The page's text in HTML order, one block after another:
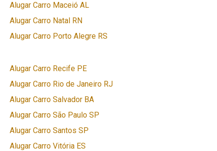
Alugar Carro Maceió AL
Alugar Carro Natal RN
Alugar Carro Porto Alegre RS
Alugar Carro Recife PE
Alugar Carro Rio de Janeiro RJ
Alugar Carro Salvador BA
Alugar Carro São Paulo SP
Alugar Carro Santos SP
Alugar Carro Vitória ES